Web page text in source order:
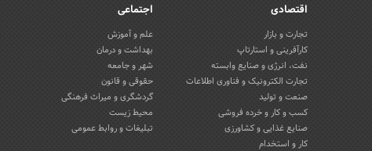
اقتصادی
تجارت و بازار
کارآفرینی و استارتاپ
نفت، انرژی و صنایع وابسته
تجارت الکترونیک و فناوری اطلاعات
صنعت و تولید
کسب و کار و خرده فروشی
صنایع غذایی و کشاورزی
کار و استخدام
اجتماعی
علم و آموزش
بهداشت و درمان
شهر و جامعه
حقوقی و قانون
گردشگری و میراث فرهنگی
محیط زیست
تبلیغات و روابط عمومی